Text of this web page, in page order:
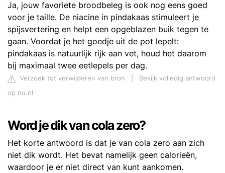
Ja, jouw favoriete broodbeleg is ook nog eens goed
voor je taille. De niacine in pindakaas stimuleert je
spijsvertering en helpt een opgeblazen buik tegen te
gaan. Voordat je het goedje uit de pot lepelt:
pindakaas is natuurlijk rijk aan vet, houd het daarom
bij maximaal twee eetlepels per dag.
Verzoek tot verwijderen van bron
Bekijk volledig antwoord
op nu.nl
Word je dik van cola zero?
Het korte antwoord is dat je van cola zero aan zich
niet dik wordt. Het bevat namelijk geen calorieën,
waardoor je er niet direct van kunt aankomen.